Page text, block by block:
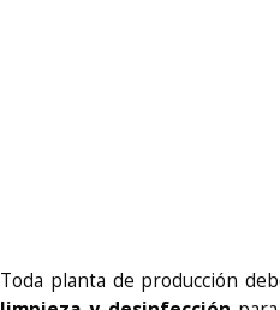
Toda planta de producción